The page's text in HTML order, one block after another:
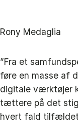
Rony Medaglia
”Fra et
føre en masse af
digitale værktøjer
tættere på det
hvert fald tilfældet